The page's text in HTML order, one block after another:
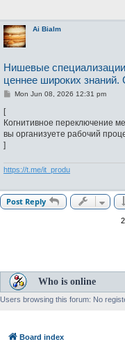
Ai Bialm
Нишевые специализации
ценнее широких
PMon Jun 08, 2026 12:31 pm
[
Когнитивное переключение
вы организуете рабочий
]
https://t.me/it_produ
Post Reply
Who is online
Users browsing this forum: No
Board index